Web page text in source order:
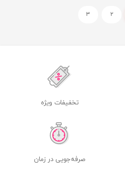
۲ ۳
تخفیفات ویژه
صرفه‌جویی در زمان